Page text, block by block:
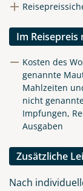
Im Reisepreis
Kosten des
genannte
Mahlzeiten
nicht
Impfungen,
Ausgaben
Zusätzliche
Nach